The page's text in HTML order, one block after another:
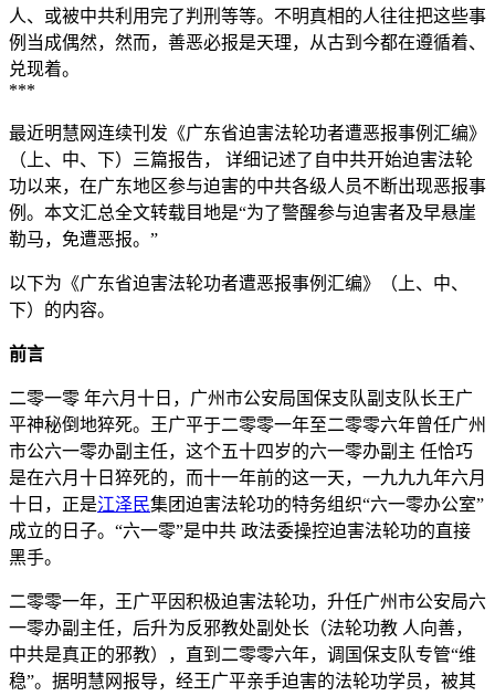
人、或被中共利用完了判刑等等。不明真相的人往往把这些事
例当成偶然，然而，善恶必报是天理，从古到今都在遵循着、
兑现着。
***
最近明慧网连续刊发《广东省迫害法轮功者遭恶报事例汇编》
（上、中、下）三篇报告， 详细记述了自中共开始迫害法轮
功以来，在广东地区参与迫害的中共各级人员不断出现恶报事
例。本文汇总全文转载目地是“为了警醒参与迫害者及早悬崖
勒马，免遭恶报。”
以下为《广东省迫害法轮功者遭恶报事例汇编》（上、中、
下）的内容。
前言
二零一零 年六月十日，广州市公安局国保支队副支队长王广
平神秘倒地猝死。王广平于二零零一年至二零零六年曾任广州
市公六一零办副主任，这个五十四岁的六一零办副主 任恰巧
是在六月十日猝死的，而十一年前的这一天，一九九九年六月
十日，正是江泽民集团迫害法轮功的特务组织“六一零办公室”
成立的日子。“六一零”是中共 政法委操控迫害法轮功的直接
黑手。
二零零一年，王广平因积极迫害法轮功，升任广州市公安局六
一零办副主任，后升为反邪教处副处长（法轮功教 人向善，
中共是真正的邪教），直到二零零六年，调国保支队专管“维
稳”。据明慧网报导，经王广平亲手迫害的法轮功学员，被其